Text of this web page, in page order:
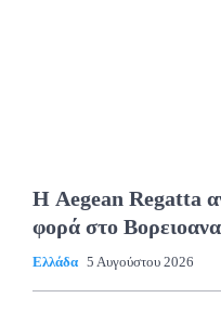
Η Aegean Regatta
φορά στο
Ελλάδα 5 Αυγούστου 2026